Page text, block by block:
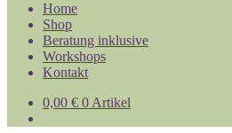
Home
Shop
Beratung inklusive
Workshops
Kontakt
0,00 € 0 Artikel